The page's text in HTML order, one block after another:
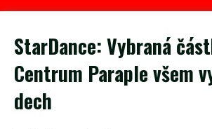
StarDance: Vybraná
Centrum Paraple všem
dech